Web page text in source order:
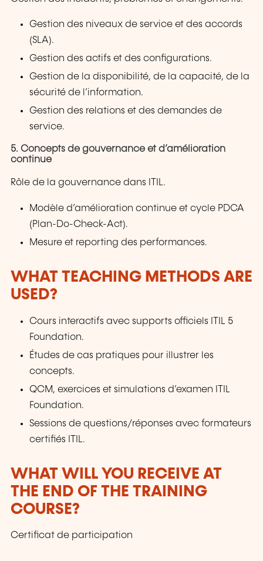
Gestion des niveaux de service et des accords
(SLA).
Gestion des actifs et des configurations.
Gestion de la disponibilité, de la capacité, de la
sécurité de l’information.
Gestion des relations et des demandes de
service.
5. Concepts de gouvernance et d’amélioration
continue
Rôle de la gouvernance dans ITIL.
Modèle d’amélioration continue et cycle PDCA
(Plan-Do-Check-Act).
Mesure et reporting des performances.
WHAT TEACHING METHODS ARE
USED?
Cours interactifs avec supports officiels ITIL 5
Foundation.
Études de cas pratiques pour illustrer les
concepts.
QCM, exercices et simulations d’examen ITIL
Foundation.
Sessions de questions/réponses avec formateurs
certifiés ITIL.
WHAT WILL YOU RECEIVE AT
THE END OF THE TRAINING
COURSE?
Certificat de participation